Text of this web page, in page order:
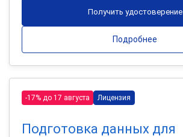
Получить удостоверение
Подробнее
-17% до 17 августа Лицензия
Подготовка данных для